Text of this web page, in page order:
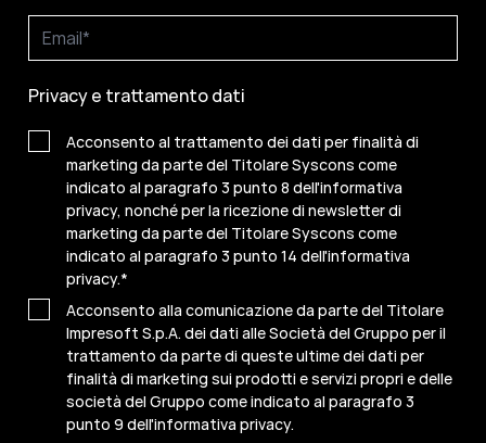
Privacy e trattamento dati
Acconsento al trattamento dei dati per finalità di
marketing da parte del Titolare Syscons come
indicato al paragrafo 3 punto 8 dell'informativa
privacy, nonché per la ricezione di newsletter di
marketing da parte del Titolare Syscons come
indicato al paragrafo 3 punto 14 dell'informativa
privacy.*
Acconsento alla comunicazione da parte del Titolare
Impresoft S.p.A. dei dati alle Società del Gruppo per il
trattamento da parte di queste ultime dei dati per
finalità di marketing sui prodotti e servizi propri e delle
società del Gruppo come indicato al paragrafo 3
punto 9 dell'informativa privacy.